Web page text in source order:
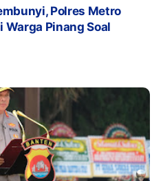
Polres Metro
Warga Pinang Soal